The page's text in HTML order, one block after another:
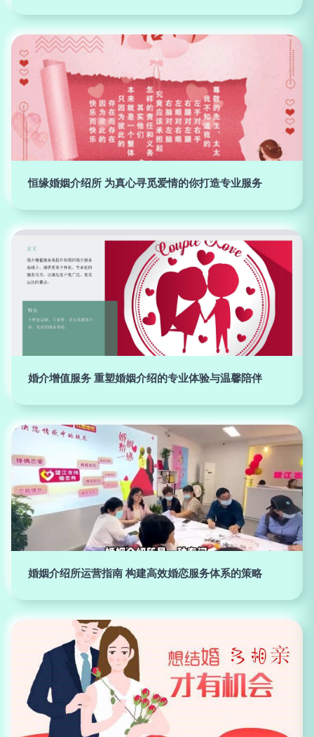
恒缘婚姻介绍所 为真心寻觅爱情的你打造专业服务
婚介增值服务 重塑婚姻介绍的专业体验与温馨陪伴
婚姻介绍所运营指南 构建高效婚恋服务体系的策略